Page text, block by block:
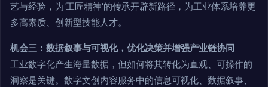
艺与经验，为'工匠精神'的传承开辟新路径，为工业体系培养更
多高素质、创新型技能人才。
机会三：数据叙事与可视化，优化决策并增强产业链协同
工业数字化产生海量数据，但如何将其转化为直观、可操作的
洞察是关键。数字文创内容服务中的信息可视化、数据叙事、